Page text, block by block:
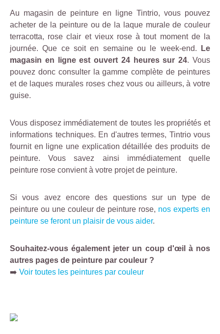
a
y
u
r
e
s
e
u
x
g
a
s
s
e
u
t
a
Au magasin de peinture en ligne Tintrio, vous pouvez
acheter de la peinture ou de la laque murale de couleur
terracotta, rose clair et vieux rose à tout moment de la
journée. Que ce soit en semaine ou le week-end.
Le
magasin en ligne est ouvert 24 heures sur 24. Vous
pouvez donc consulter la gamme complète de peintures
et de laques murales roses chez vous ou ailleurs, à votre
guise.
Vous disposez immédiatement de toutes les propriétés et
informations techniques. En d'autres termes, Tintrio vous
fournit en ligne une explication détaillée des produits de
peinture. Vous savez ainsi immédiatement quelle
peinture rose convient à votre projet de peinture.
Si vous avez encore des questions sur un type de
peinture ou une couleur de peinture rose, nos experts en
peinture se feront un plaisir de vous aider.
Souhaitez-vous également jeter un coup d'œil à nos
autres pages de peinture par couleur ?
➡️ Voir toutes les peintures par couleur